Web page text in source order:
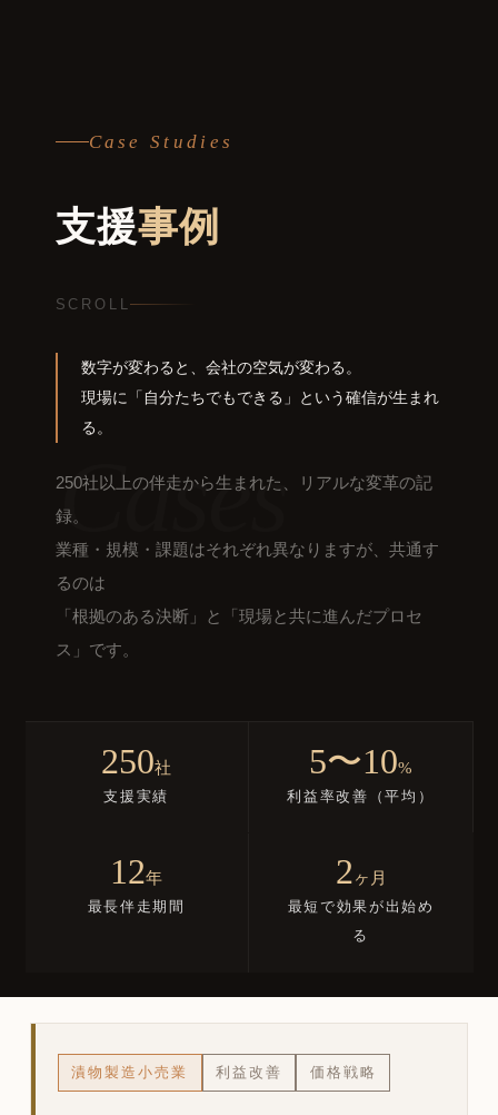
Cases
Case Studies
支援事例
SCROLL
数字が変わると、会社の空気が変わる。
現場に「自分たちでもできる」という確信が生まれ
る。
250社以上の伴走から生まれた、リアルな変革の記
録。
業種・規模・課題はそれぞれ異なりますが、共通す
るのは
「根拠のある決断」と「現場と共に進んだプロセ
ス」です。
250社
支援実績
5〜10%
利益率改善（平均）
12年
最長伴走期間
2ヶ月
最短で効果が出始め
る
漬物製造小売業 利益改善 価格戦略